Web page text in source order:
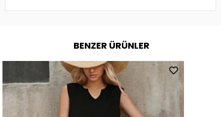
BENZER ÜRÜNLER